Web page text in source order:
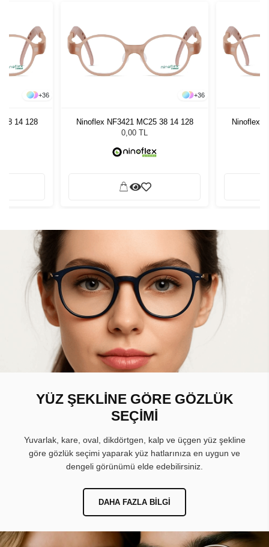
+36
38 14 128
+36
Ninoflex NF3421 MC25 38 14 128
0,00 TL
Ninoflex
YÜZ ŞEKLİNE GÖRE GÖZLÜK
SEÇİMİ
Yuvarlak, kare, oval, dikdörtgen, kalp ve üçgen yüz şekline
göre gözlük seçimi yaparak yüz hatlarınıza en uygun ve
dengeli görünümü elde edebilirsiniz.
DAHA FAZLA BILGI